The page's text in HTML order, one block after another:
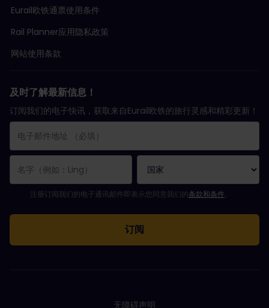
Eurail欧铁通票使用条件
Rail Planner应用隐私政策
网站使用条款
及时了解最新信息！
订阅我们的电子快讯，获取来自Eurail欧铁的旅行灵感和精彩更新！
您已成功订阅。
电子邮件地址栏为必填栏！
电子邮件地址无效！
订阅电子通讯时出错。请稍后重试。
您已订阅此电子通讯！
请同意有关订阅电子通讯的条款和条件。
注册订阅我们的电子通讯邮件即表示您同意我们的条款和条件
无障碍声明